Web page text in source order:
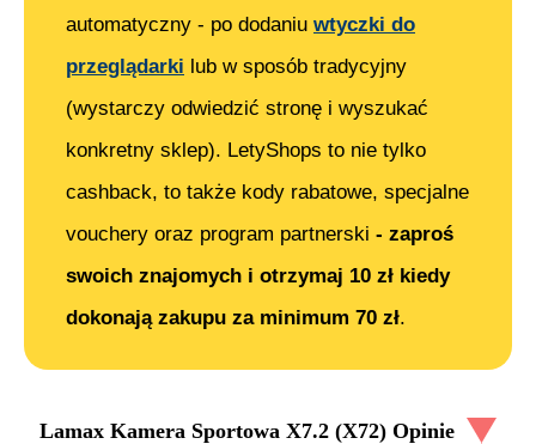
automatyczny - po dodaniu wtyczki do
przeglądarki lub w sposób tradycyjny
(wystarczy odwiedzić stronę i wyszukać
konkretny sklep). LetyShops to nie tylko
cashback, to także kody rabatowe, specjalne
vouchery oraz program partnerski - zaproś
swoich znajomych i otrzymaj 10 zł kiedy
dokonają zakupu za minimum 70 zł.
Lamax Kamera Sportowa X7.2 (X72) Opinie